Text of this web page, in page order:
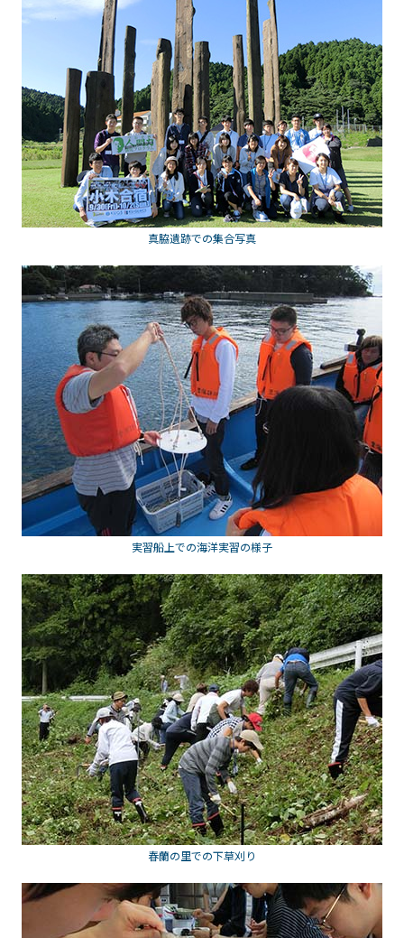
真脇遺跡での集合写真
実習船上での海洋実習の様子
春蘭の里での下草刈り